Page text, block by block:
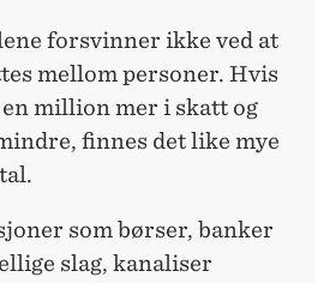
forsvinner ikke ved at
mellom personer. Hvis
million mer i skatt og
finnes det like mye
som børser, banker
slag, kanaliser